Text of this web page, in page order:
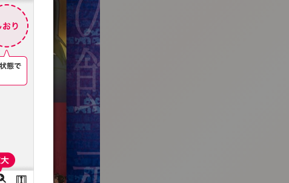
:692.15.692.659:t-vnqp.lunrzsdszk.vn.oi